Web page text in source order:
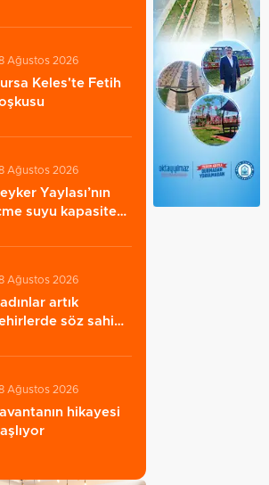
Ağustos 2026
Keles'te Fetih
Ağustos 2026
Yaylası’nın
suyu kapasitesi
Ağustos 2026
artık
söz sahibi
Ağustos 2026
hikayesi